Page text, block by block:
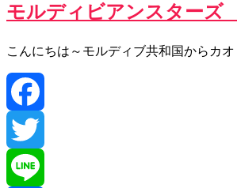
モルディビアンスターズ
こんにちは～モルディブ共和国からカ
Facebook
Twitter